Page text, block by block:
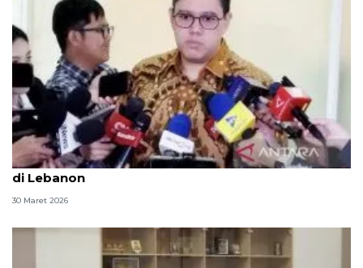
Komisi I DPR belasungkawa gugurnya prajurit TNI
di Lebanon
30 Maret 2026